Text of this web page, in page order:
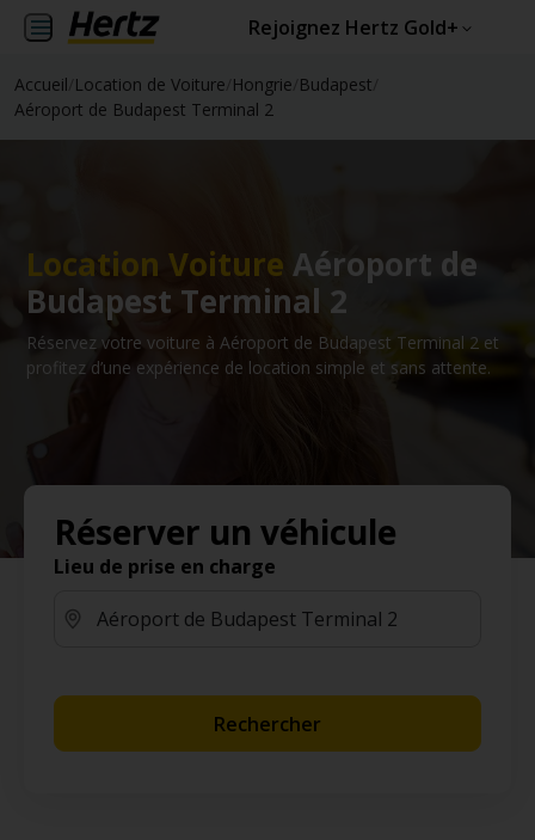
Rejoignez Hertz Gold+
Accueil Location de Voiture Hongrie Budapest
Aéroport de Budapest Terminal 2
Location Voiture Aéroport de
Budapest Terminal 2
Réservez votre voiture à Aéroport de Budapest Terminal 2 et
profitez d’une expérience de location simple et sans attente.
Réserver un véhicule
Lieu de prise en charge
Rechercher